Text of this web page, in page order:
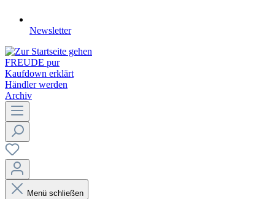
Newsletter
FREUDE pur
Kaufdown erklärt
Händler werden
Archiv
Menü schließen